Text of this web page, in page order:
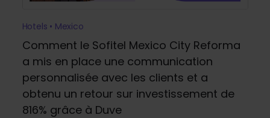
Hotels • Mexico
Comment le Sofitel Mexico City Reforma
a mis en place une communication
personnalisée avec les clients et a
obtenu un retour sur investissement de
816% grâce à Duve